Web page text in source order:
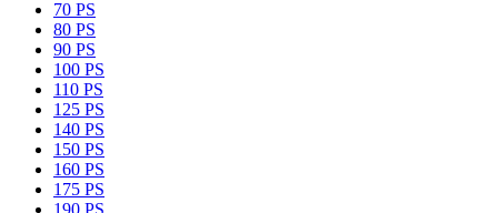
70 PS
80 PS
90 PS
100 PS
110 PS
125 PS
140 PS
150 PS
160 PS
175 PS